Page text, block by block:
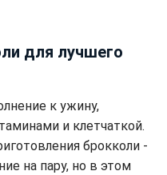
для лучшего
к ужину,
и клетчаткой.
брокколи -
на пару, но в этом